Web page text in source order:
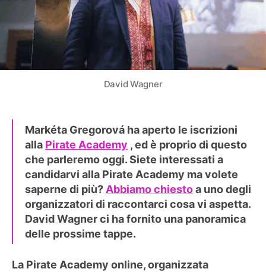
David Wagner
Markéta Gregorová ha aperto le iscrizioni
alla Pirate Academy , ed è proprio di questo
che parleremo oggi. Siete interessati a
candidarvi alla Pirate Academy ma volete
saperne di più? Abbiamo chiestoa uno degli
organizzatori di raccontarci cosa vi aspetta.
David Wagner ci ha fornito una panoramica
delle prossime tappe.
La Pirate Academy online, organizzata